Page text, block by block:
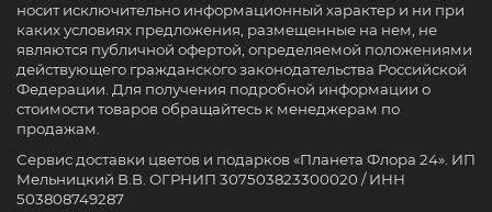
носит исключительно информационный характер и ни при
каких условиях предложения, размещенные на нем, не
являются публичной офертой, определяемой положениями
действующего гражданского законодательства Российской
Федерации. Для получения подробной информации о
стоимости товаров обращайтесь к менеджерам по
продажам.
Сервис доставки цветов и подарков «Планета Флора 24». ИП
Мельницкий В.В. ОГРНИП 307503823300020 / ИНН
503808749287